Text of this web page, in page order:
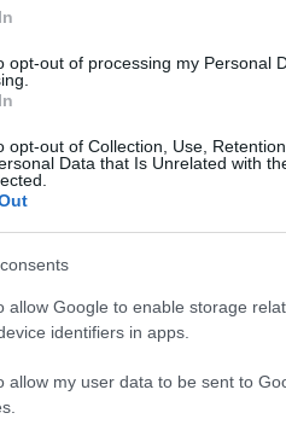
opt-out of processing my Personal
opt-out of Collection, Use,
Data that Is Unrelated with
allow Google to enable storage
identifiers in apps.
allow my user data to be sent to
annak, hogy egy növény
virágait. A leggyakoribb a
hibridek is. Nemcsak a
időszakban beérő, aromás
rájuk komplex módon, kettős
egy apró, viaszos tapintású
véletlenül nevezik a
ezeket a